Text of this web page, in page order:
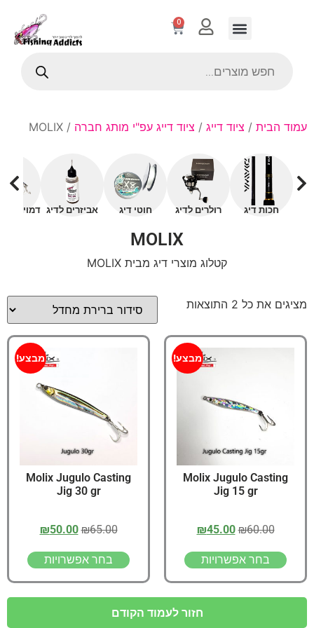
0
עמוד הבית / ציוד דייג / ציוד דייג עפ"י מותג חברה / MOLIX
חכות דיג רולרים לדיג חוטי דיג אביזרים לדיג דמויים
MOLIX
קטלוג מוצרי דיג מבית MOLIX
מציגים את כל ⁦2⁩ התוצאות
מבצע!
Molix Jugulo Casting
Jig 15 gr
₪60.00
₪45.00
בחר אפשרויות
מבצע!
Molix Jugulo Casting
Jig 30 gr
₪65.00
₪50.00
בחר אפשרויות
חזור לעמוד הקודם